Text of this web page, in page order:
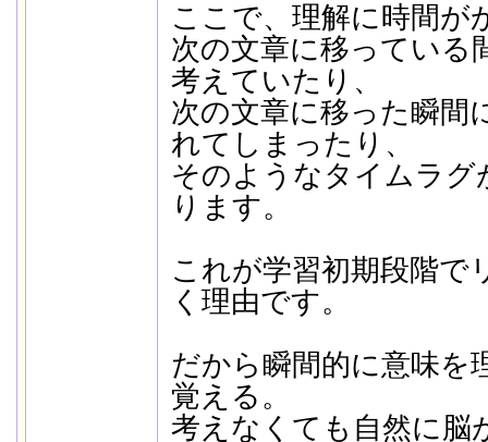
ここで、理解に時間が
次の文章に移っている
考えていたり、
次の文章に移った瞬間
れてしまったり、
そのようなタイムラグ
ります。
これが学習初期段階で
く理由です。
だから瞬間的に意味を
覚える。
考えなくても自然に脳